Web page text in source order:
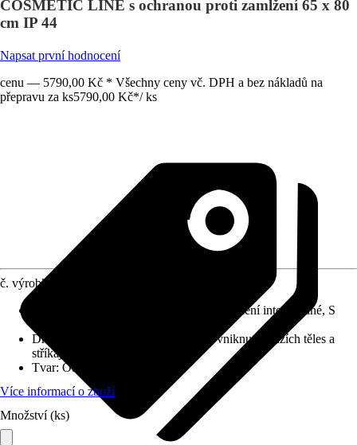
COSMETIC LINE s ochranou proti zamlžení 65 x 80
cm IP 44
Napsat první hodnocení
cenu — 5790,00 Kč * Všechny ceny vč. DPH a bez nákladů na
přepravu za ks5790,00 Kč*/ ks
č. výrobku
Systém Anti-Fog, Osvětlení integrované, S
Druh ochrany
IP 44 (chráněno před vniknutím cizích těles a
stříkající vody)
Tvar: Obdélníkový
Více informací o zboží
Množství (ks)